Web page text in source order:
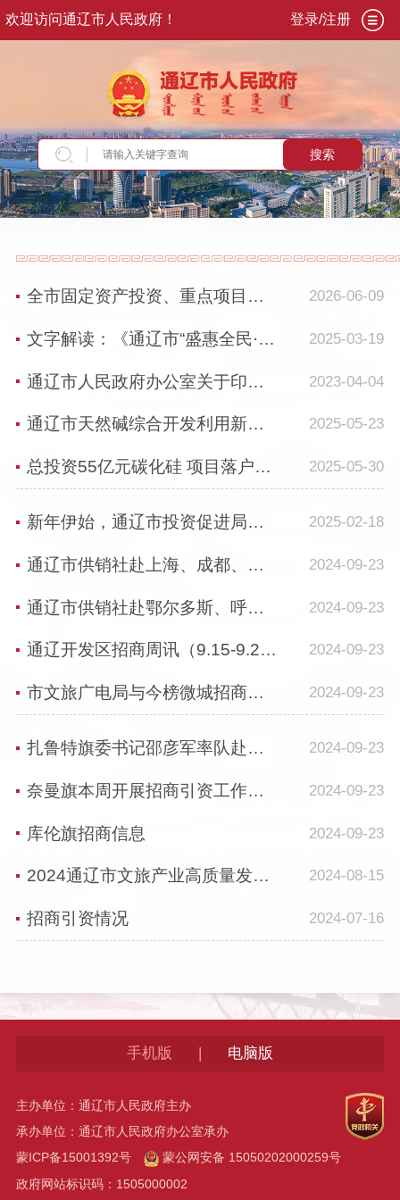
欢迎访问通辽市人民政府！ 登录/注册
搜索
当前位置：首页>走进通辽>投资通辽>投资>
全市固定资产投资、重点项目建设及招商引资工作专题调度会议召开 奇·达楞太出席... 2026-06-09
文字解读：《通辽市“盛惠全民·悦购通辽”——就业促进惠民生、乐享消费进万家系... 2025-03-19
通辽市人民政府办公室关于印发通辽市中小微企业助保金贷款业务管理办法的通知 2023-04-04
通辽市天然碱综合开发利用新闻发布活动在京举行 2025-05-23
总投资55亿元碳化硅 项目落户库伦旗 2025-05-30
新年伊始，通辽市投资促进局与多家企业对接 2025-02-18
通辽市供销社赴上海、成都、长沙等地开展招商引资工作 2024-09-23
通辽市供销社赴鄂尔多斯、呼和浩特等地开展招商引资工作 2024-09-23
通辽开发区招商周讯（9.15-9.20） 2024-09-23
市文旅广电局与今榜微城招商小组召开招商项目对接座谈会 2024-09-23
扎鲁特旗委书记邵彦军率队赴中国电建市政集团推进项目 2024-09-23
奈曼旗本周开展招商引资工作综合情况 2024-09-23
库伦旗招商信息 2024-09-23
2024通辽市文旅产业高质量发展推进会召开 孟宪东出席并讲话 奇·达楞太主持会议 2024-08-15
招商引资情况 2024-07-16
手机版 | 电脑版
主办单位：通辽市人民政府主办
承办单位：通辽市人民政府办公室承办
蒙ICP备15001392号
蒙公网安备 15050202000259号
政府网站标识码：1505000002